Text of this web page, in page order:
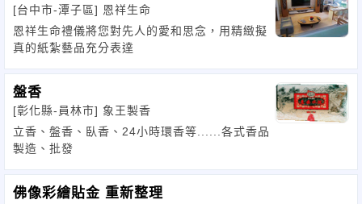
[台中市-潭子區] 恩祥生命
恩祥生命禮儀將您對先人的愛和思念，用精緻擬
真的紙紮藝品充分表達
盤香
[彰化縣-員林市] 象王製香
立香、盤香、臥香、24小時環香等......各式香品
製造、批發
佛像彩繪貼金 重新整理